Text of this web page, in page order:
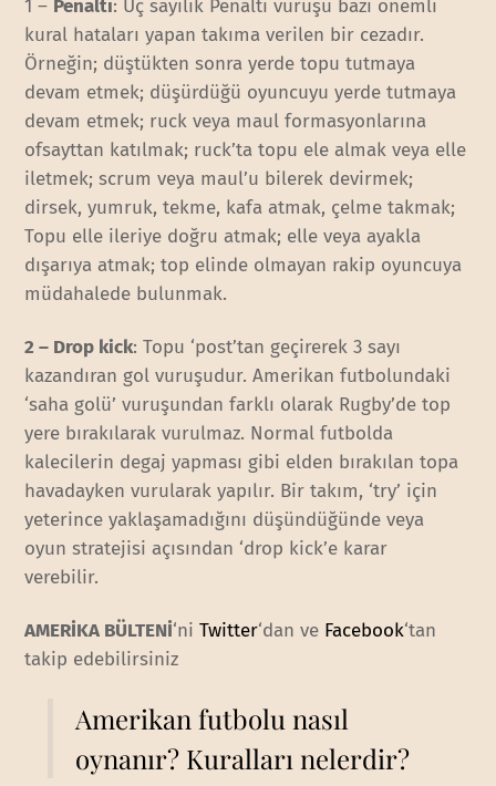
1 – Penaltı: Üç sayılık Penaltı vuruşu bazı önemli
kural hataları yapan takıma verilen bir cezadır.
Örneğin; düştükten sonra yerde topu tutmaya
devam etmek; düşürdüğü oyuncuyu yerde tutmaya
devam etmek; ruck veya maul formasyonlarına
ofsayttan katılmak; ruck’ta topu ele almak veya elle
iletmek; scrum veya maul’u bilerek devirmek;
dirsek, yumruk, tekme, kafa atmak, çelme takmak;
Topu elle ileriye doğru atmak; elle veya ayakla
dışarıya atmak; top elinde olmayan rakip oyuncuya
müdahalede bulunmak.
2 – Drop kick: Topu ‘post’tan geçirerek 3 sayı
kazandıran gol vuruşudur. Amerikan futbolundaki
‘saha golü’ vuruşundan farklı olarak Rugby’de top
yere bırakılarak vurulmaz. Normal futbolda
kalecilerin degaj yapması gibi elden bırakılan topa
havadayken vurularak yapılır. Bir takım, ‘try’ için
yeterince yaklaşamadığını düşündüğünde veya
oyun stratejisi açısından ‘drop kick’e karar
verebilir.
AMERİKA BÜLTENİ‘niTwitter‘dan ve Facebook‘tan
takip edebilirsiniz
Amerikan futbolu nasıl
oynanır? Kuralları nelerdir?